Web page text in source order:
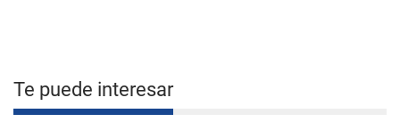
Te puede interesar